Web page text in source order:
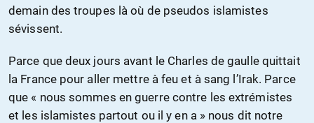
demain des troupes là où de pseudos islamistes
sévissent.
Parce que deux jours avant le Charles de gaulle quittait
la France pour aller mettre à feu et à sang l’Irak. Parce
que « nous sommes en guerre contre les extrémistes
et les islamistes partout ou il y en a » nous dit notre